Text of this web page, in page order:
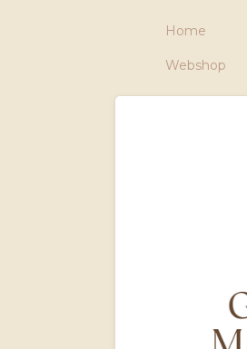
Home
Webshop